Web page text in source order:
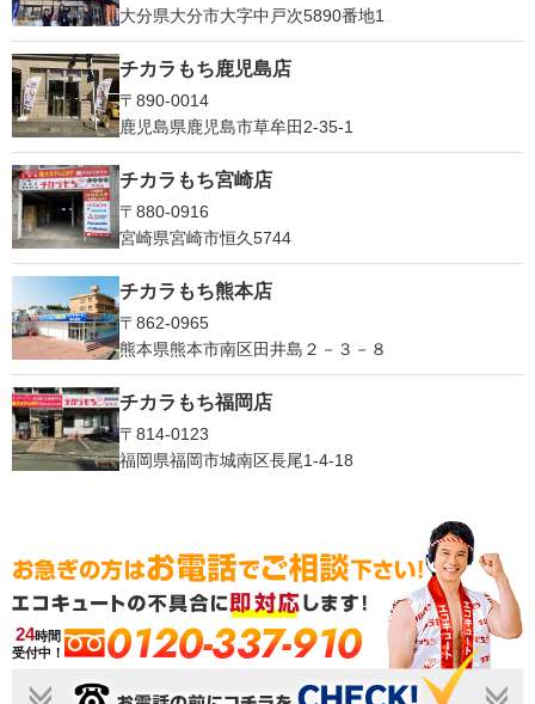
大分県大分市大字中戸次5890番地1
チカラもち鹿児島店
〒890-0014
鹿児島県鹿児島市草牟田2-35-1
チカラもち宮崎店
〒880-0916
宮崎県宮崎市恒久5744
チカラもち熊本店
〒862-0965
熊本県熊本市南区田井島２－３－８
チカラもち福岡店
〒814-0123
福岡県福岡市城南区長尾1‐4‐18
24時間
受付中！
0120-337-910